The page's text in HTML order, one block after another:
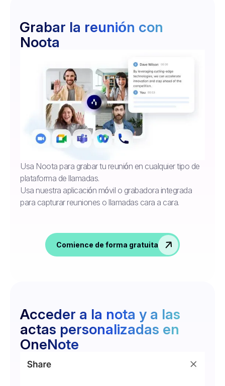
Grabar la reunión con
Noota
Usa Noota para grabar tu reunión en cualquier tipo de
plataforma de llamadas.
Usa nuestra aplicación móvil o grabadora integrada
para capturar reuniones o llamadas cara a cara.
Comience de forma gratuita
Acceder a la nota y a las
actas personalizadas en
OneNote